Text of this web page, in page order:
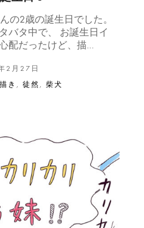
の2歳の誕生日でした。
バタ中で、 お誕生日イ
配だったけど、描…
2月27日
き , 徒然 , 柴犬